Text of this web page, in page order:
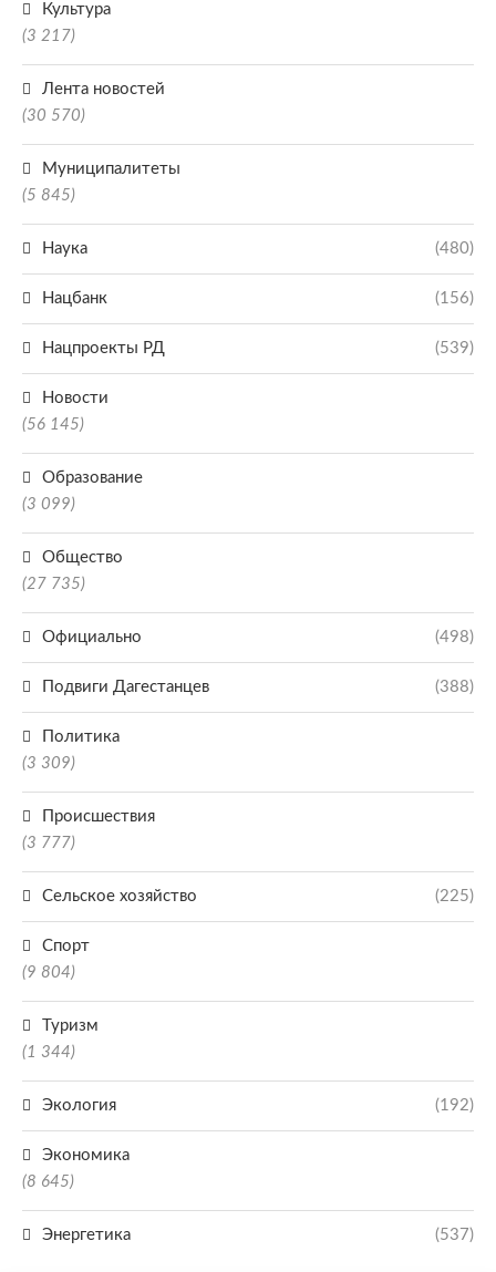
Культура
(3 217)
Лента новостей
(30 570)
Муниципалитеты
(5 845)
Наука (480)
Нацбанк (156)
Нацпроекты РД (539)
Новости
(56 145)
Образование
(3 099)
Общество
(27 735)
Официально (498)
Подвиги Дагестанцев (388)
Политика
(3 309)
Происшествия
(3 777)
Сельское хозяйство (225)
Спорт
(9 804)
Туризм
(1 344)
Экология (192)
Экономика
(8 645)
Энергетика (537)